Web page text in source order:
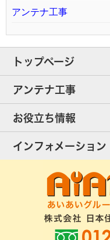
アンテナ工事
トップページ
工事スケジュール
当社が選ばれる理由
出張エリア
アンテナ工事
アンテナ工事・料金
UHFアンテナ工事・料
配線ケーブル追加工事
アンテナ工事社長のブ
お役立ち情報
ご相談事例
アンテナの種類
工事について
良くあるアンテナ修理
インフォメーション
お客様の声